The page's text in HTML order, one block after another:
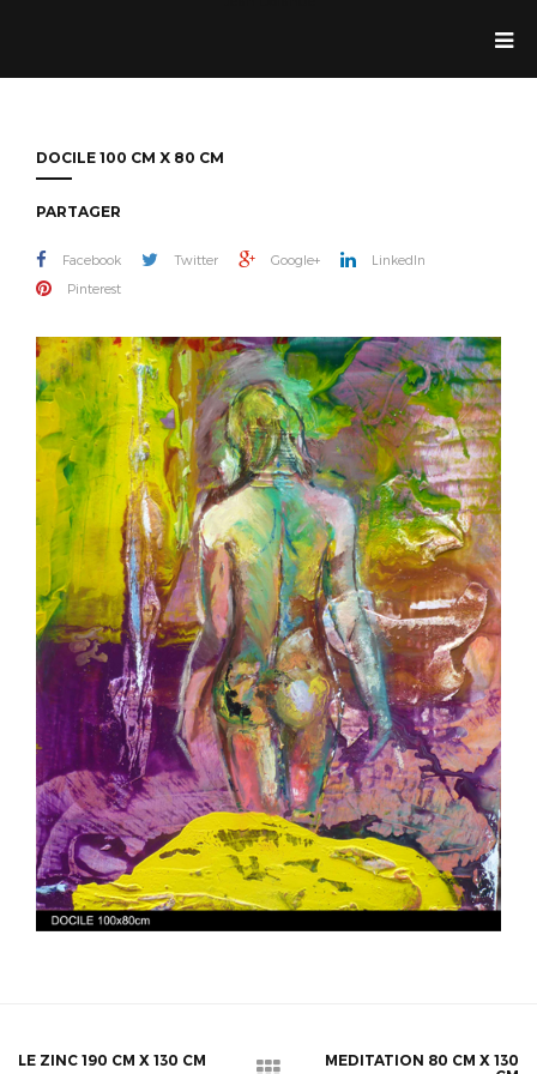
DOCILE 100 CM X 80 CM
PARTAGER
Facebook Twitter Google+
LinkedIn
Pinterest
LE ZINC 190 CM X 130 CM
MEDITATION 80 CM X 130